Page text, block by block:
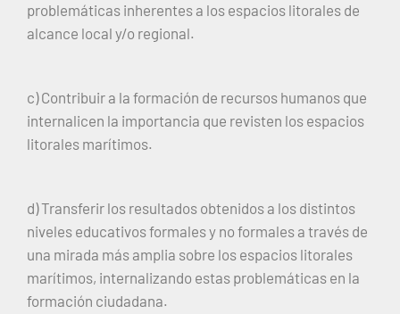
problemáticas inherentes a los espacios litorales de
alcance local y/o regional.
c) Contribuir a la formación de recursos humanos que
internalicen la importancia que revisten los espacios
litorales marítimos.
d) Transferir los resultados obtenidos a los distintos
niveles educativos formales y no formales a través de
una mirada más amplia sobre los espacios litorales
marítimos, internalizando estas problemáticas en la
formación ciudadana.